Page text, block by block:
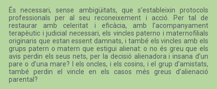
És necessari, sense ambigüitats, que s’estableixin protocols
professionals per al seu reconeixement i acció. Per tal de
restaurar amb celeritat i eficàcia, amb l’acompanyament
terapèutic i judicial necessari, els vincles paterno i maternofilials
originaris que estan essent damnats, i també els vincles amb els
grups patern o matern que estigui alienat: o no és greu que els
avis perdin els seus nets, per la decisió alienadora i insana d’un
pare o d’una mare? I els oncles, i els cosins, i el grup d’amistats,
també perdin el vincle en els casos més greus d’alienació
parental?